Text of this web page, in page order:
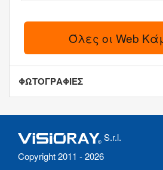
Όλες οι Web
ΦΩΤΟΓΡΑΦΙΕΣ
S.r.l.
Copyright 2011 - 2026